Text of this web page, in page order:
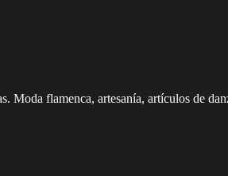
Moda flamenca, artesanía, artículos de